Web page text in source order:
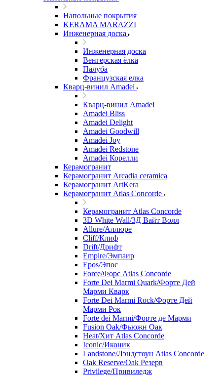
Напольные покрытия
KERAMA MARAZZI
Инженерная доска
Инженерная доска
Венгерская ёлка
Палуба
Французская елка
Кварц-винил Amadei
Кварц-винил Amadei
Amadei Bliss
Amadei Delight
Amadei Goodwill
Amadei Joy
Amadei Redstone
Amadei Корелли
Керамогранит
Керамогранит Arcadia ceramica
Керамогранит ArtKera
Керамогранит Atlas Concorde
Керамогранит Atlas Concorde
3D White Wall/3Д Вайт Волл
Allure/Аллюрe
Cliff/Клиф
Drift/Дрифт
Empire/Эмпаир
Epos/Эпос
Force/Фoрс Atlas Concorde
Forte Dei Marmi Quark/Форте Дей
Марми Кварк
Forte Dei Marmi Rock/Форте Дей
Марми Рок
Forte dei Marmi/Форте де Марми
Fusion Oak/Фьюжн Оак
Heat/Xит Atlas Concorde
Iconic/Иконик
Landstone/Лэндстоун Atlas Concorde
Oak Reserve/Оak Резepв
Privilege/Привиледж